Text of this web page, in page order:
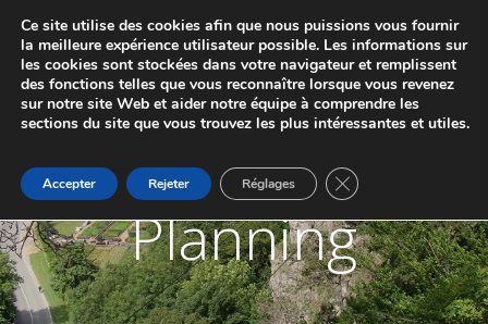
au
contenu
JUMELAGE DE MARCHE-LES-DAMES ET
PONTAILLER-SUR-SAÔNE
Planning
Ce site utilise des cookies afin que nous puissions vous fournir
la meilleure expérience utilisateur possible. Les informations sur
les cookies sont stockées dans votre navigateur et remplissent
des fonctions telles que vous reconnaître lorsque vous revenez
sur notre site Web et aider notre équipe à comprendre les
sections du site que vous trouvez les plus intéressantes et utiles.
Accepter Rejeter Réglages Fermer la bannière